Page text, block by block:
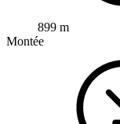
899 m
Montée